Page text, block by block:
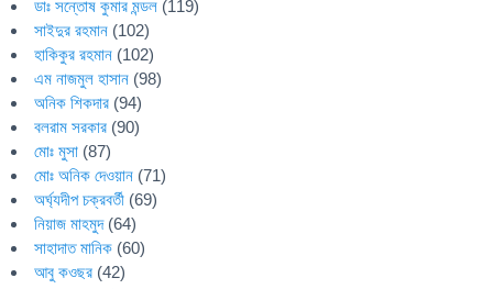
ডাঃ সন্তোষ কুমার মন্ডল (119)
সাইদুর রহমান (102)
হাকিকুর রহমান (102)
এম নাজমুল হাসান (98)
অনিক শিকদার (94)
বলরাম সরকার (90)
মোঃ মুসা (87)
মোঃ অনিক দেওয়ান (71)
অর্ঘ্যদীপ চক্রবর্তী (69)
নিয়াজ মাহমুদ(64)
সাহাদাত মানিক (60)
আবু কওছর (42)